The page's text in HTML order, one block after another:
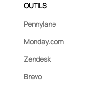
OUTILS
Pennylane
Monday.com
Zendesk
Brevo